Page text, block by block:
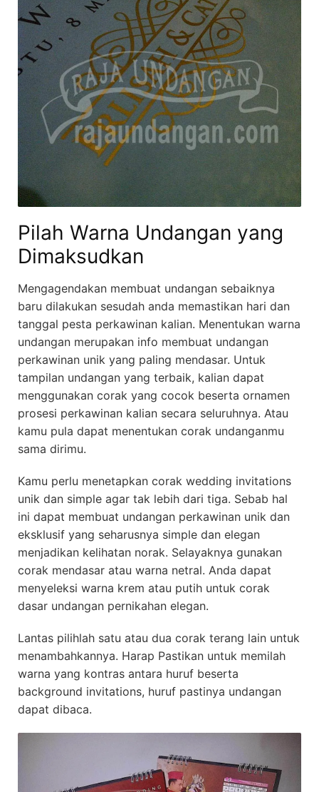
Pilah Warna Undangan yang
Dimaksudkan
Mengagendakan membuat undangan sebaiknya
baru dilakukan sesudah anda memastikan hari dan
tanggal pesta perkawinan kalian. Menentukan warna
undangan merupakan info membuat undangan
perkawinan unik yang paling mendasar. Untuk
tampilan undangan yang terbaik, kalian dapat
menggunakan corak yang cocok beserta ornamen
prosesi perkawinan kalian secara seluruhnya. Atau
kamu pula dapat menentukan corak undanganmu
sama dirimu.
Kamu perlu menetapkan corak wedding invitations
unik dan simple agar tak lebih dari tiga. Sebab hal
ini dapat membuat undangan perkawinan unik dan
eksklusif yang seharusnya simple dan elegan
menjadikan kelihatan norak. Selayaknya gunakan
corak mendasar atau warna netral. Anda dapat
menyeleksi warna krem atau putih untuk corak
dasar undangan pernikahan elegan.
Lantas pilihlah satu atau dua corak terang lain untuk
menambahkannya. Harap Pastikan untuk memilah
warna yang kontras antara huruf beserta
background invitations, huruf pastinya undangan
dapat dibaca.